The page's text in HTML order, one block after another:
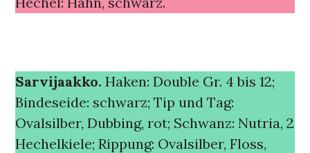
Sarvijaakko. Haken: Double Gr. 4 bis 12;
Bindeseide: schwarz; Tip und Tag:
Ovalsilber, Dubbing, rot; Schwanz: Nutria, 2
Hechelkiele; Rippung: Ovalsilber, Floss,